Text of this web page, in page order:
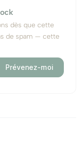
dès que cette
de spam — cette
Prévenez-moi